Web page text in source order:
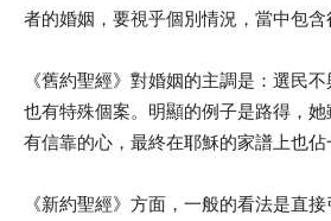
者的婚姻，要視乎個別情況，當中包含
《舊約聖經》對婚姻的主調是：選民
也有特殊個案。明顯的例子是路得，
有信靠的心，最終在耶穌的家譜上也佔
《新約聖經》方面，一般的看法是直